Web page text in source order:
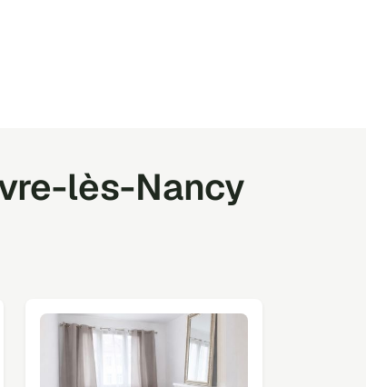
lès-Nancy